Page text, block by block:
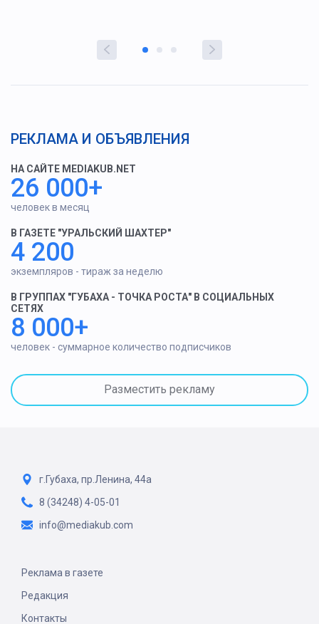
РЕКЛАМА И ОБЪЯВЛЕНИЯ
НА САЙТЕ MEDIAKUB.NET
26 000+
человек в месяц
В ГАЗЕТЕ "УРАЛЬСКИЙ ШАХТЕР"
4 200
экземпляров - тираж за неделю
В ГРУППАХ "ГУБАХА - ТОЧКА РОСТА" В СОЦИАЛЬНЫХ
СЕТЯХ
8 000+
человек - суммарное количество подписчиков
Разместить рекламу
г.Губаха, пр.Ленина, 44а
8 (34248) 4-05-01
info@mediakub.com
Реклама в газете
Редакция
Контакты